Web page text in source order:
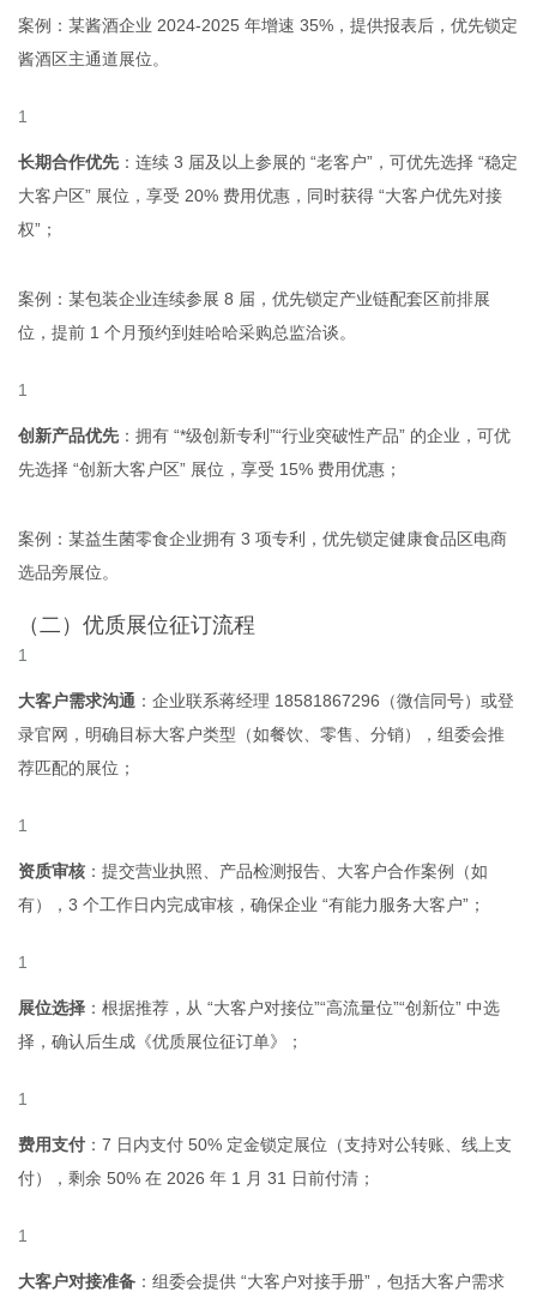
案例：某酱酒企业 2024-2025 年增速 35%，提供报表后，优先锁定
酱酒区主通道展位。
长期合作优先 ：连续 3 届及以上参展的 “老客户”，可优先选择 “稳定
大客户区” 展位，享受 20% 费用优惠，同时获得 “大客户优先对接
权”；
案例：某包装企业连续参展 8 届，优先锁定产业链配套区前排展
位，提前 1 个月预约到娃哈哈采购总监洽谈。
创新产品优先 ：拥有 “*级创新专利”“行业突破性产品” 的企业，可优
先选择 “创新大客户区” 展位，享受 15% 费用优惠；
案例：某益生菌零食企业拥有 3 项专利，优先锁定健康食品区电商
选品旁展位。
（二）优质展位征订流程
大客户需求沟通 ：企业联系蒋经理 18581867296（微信同号）或登
录官网，明确目标大客户类型（如餐饮、零售、分销），组委会推
荐匹配的展位；
资质审核 ：提交营业执照、产品检测报告、大客户合作案例（如
有），3 个工作日内完成审核，确保企业 “有能力服务大客户”；
展位选择 ：根据推荐，从 “大客户对接位”“高流量位”“创新位” 中选
择，确认后生成《优质展位征订单》；
费用支付 ：7 日内支付 50% 定金锁定展位（支持对公转账、线上支
付），剩余 50% 在 2026 年 1 月 31 日前付清；
大客户对接准备 ：组委会提供 “大客户对接手册”，包括大客户需求